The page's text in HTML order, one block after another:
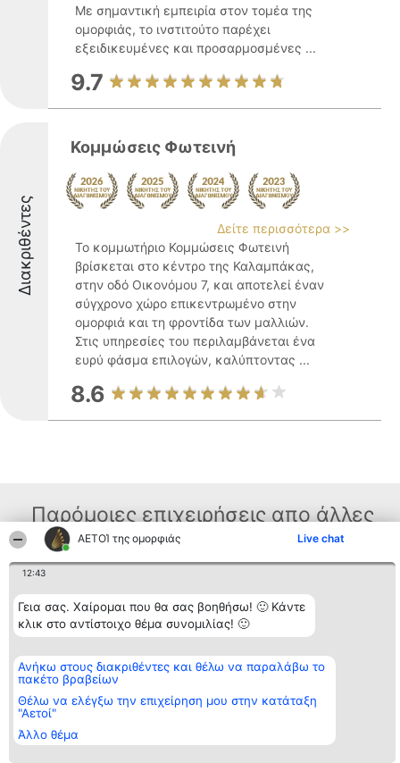
ΑΕΤΟΊ της ομορφιάς Live chat
12:43
Γεια σας. Χαίρομαι που θα σας βοηθήσω! 🙂 Κάντε
κλικ στο αντίστοιχο θέμα συνομιλίας! 🙂
Ανήκω στους διακριθέντες και θέλω να παραλάβω το
πακέτο βραβείων
Θέλω να ελέγξω την επιχείρηση μου στην κατάταξη
"Αετοί"
Άλλο θέμα
Με σημαντική εμπειρία στον τομέα της
ομορφιάς, το ινστιτούτο παρέχει
εξειδικευμένες και προσαρμοσμένες ...
9.7
Διακριθέντες
Κομμώσεις Φωτεινή
Δείτε περισσότερα >>
Το κομμωτήριο Κομμώσεις Φωτεινή
βρίσκεται στο κέντρο της Καλαμπάκας,
στην οδό Οικονόμου 7, και αποτελεί έναν
σύγχρονο χώρο επικεντρωμένο στην
ομορφιά και τη φροντίδα των μαλλιών.
Στις υπηρεσίες του περιλαμβάνεται ένα
ευρύ φάσμα επιλογών, καλύπτοντας ...
8.6
Παρόμοιες επιχειρήσεις απο άλλες
περιοχές
Διοργανωτής της
κατάταξης
BEAUTIFUL COMPANY
ΤΗΛ. ΕΠΙΚΟΙΝΩΝΙΑΣ:
2104128019
email:
aetoi@beautifulcompany.co
Κατάταξη
Διακριθέντες
Λίστα όλων
διακριθέντων
Μεθοδολογία
προϋποθέσεις
ΠΟΛΙΤΙΚΗ
Επικοινωνία